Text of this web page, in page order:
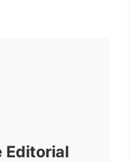
Editorial